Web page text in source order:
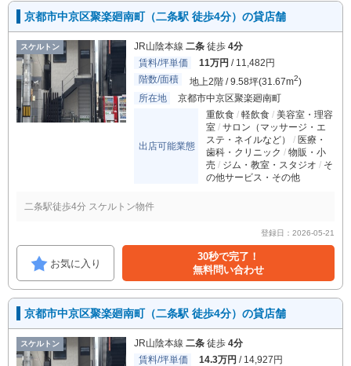
京都市中京区聚楽廻南町（二条駅 徒歩4分）の貸店舗
スケルトン JR山陰本線 二条 徒歩 4分
賃料/坪単価
11万円 / 11,482円
階数/面積
地上2階 / 9.58坪(31.67m2)
所在地
京都市中京区聚楽廻南町
出店可能業態
重飲食 軽飲食
美容室・理容
室
サロン（マッサージ・エ
ステ・ネイルなど）
医療・
歯科・クリニック
物販・小
売
ジム・教室・スタジオ
そ
の他サービス・その他
二条駅徒歩4分 スケルトン物件
登録日：2026-05-21
お気に入り
30秒で完了！
無料問い合わせ
京都市中京区聚楽廻南町（二条駅 徒歩4分）の貸店舗
スケルトン JR山陰本線 二条 徒歩 4分
賃料/坪単価
14.3万円 / 14,927円